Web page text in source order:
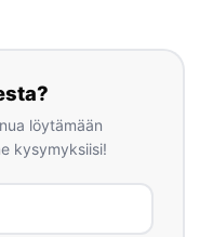
löytämään
kysymyksiisi!